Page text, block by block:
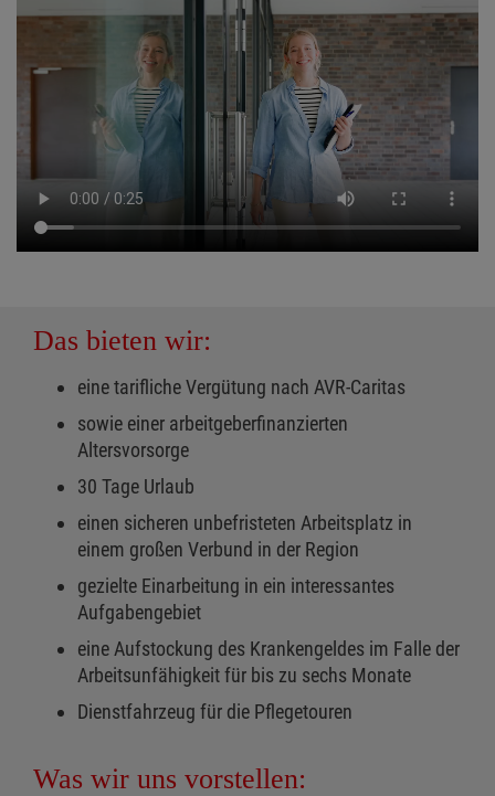
Das bieten wir:
eine tarifliche Vergütung nach AVR-Caritas
sowie einer arbeitgeberfinanzierten
Altersvorsorge
30 Tage Urlaub
einen sicheren unbefristeten Arbeitsplatz in
einem großen Verbund in der Region
gezielte Einarbeitung in ein interessantes
Aufgabengebiet
eine Aufstockung des Krankengeldes im Falle der
Arbeitsunfähigkeit für bis zu sechs Monate
Dienstfahrzeug für die Pflegetouren
Was wir uns vorstellen: